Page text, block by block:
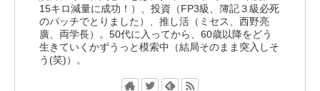
15キロ減量に成功！）、投資（FP3級、簿記３級必死
のパッチでとりました）、推し活（ミセス、西野亮
廣、両学長）。50代に入ってから、60歳以降をどう
生きていくかずうっと模索中（結局そのまま突入しそ
う(笑)）。